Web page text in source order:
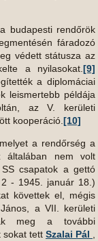
budapesti rendőrök
fáradozó
védett státusza az
a nyilasokat. [9]
a diplomáciai
leismertebb példája
az V. kerületi
kooperáció. [10]
a rendőrség a
általában nem volt
csapatok a gettó
- 1945. január 18.)
követtek el, mégis
a VII. kerületi
meg a további
sokat tett Szalai Pál